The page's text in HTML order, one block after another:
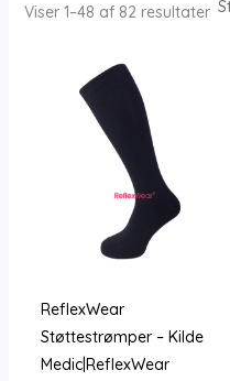
Viser 1–48 af 82 resultater
ReflexWear
Støttestrømper – Kilde
Medic|ReflexWear